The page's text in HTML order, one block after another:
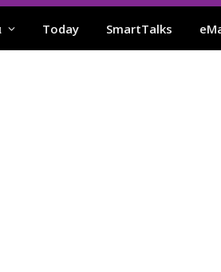
Today SmartTalks